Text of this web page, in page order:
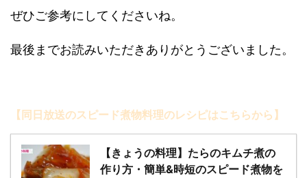
ぜひご参考にしてくださいね。
最後までお読みいただきありがとうございました。
【同日放送のスピード煮物料理のレシピはこちらから】
【きょうの料理】たらのキムチ煮の
作り方・簡単&時短のスピード煮物を